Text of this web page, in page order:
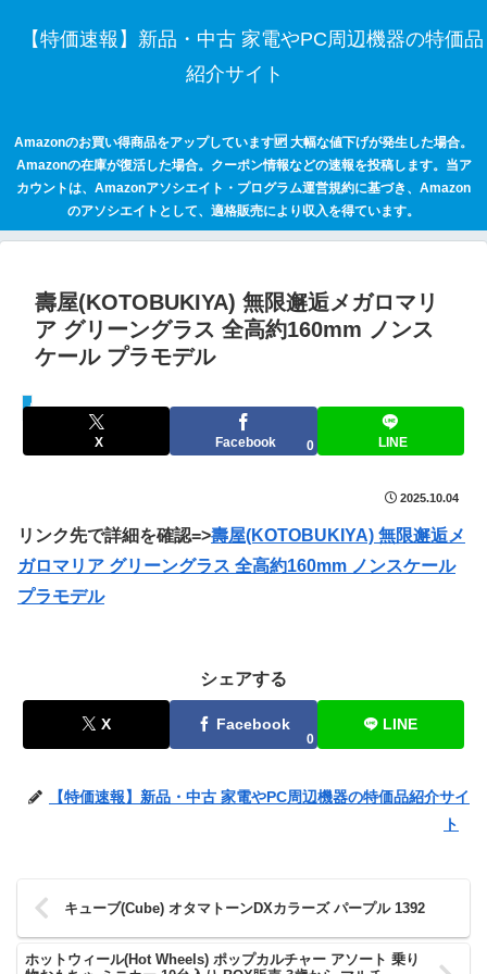
【特価速報】新品・中古 家電やPC周辺機器の特価品
紹介サイト
Amazonのお買い得商品をアップしています🆙 大幅な値下げが発生した場合。
Amazonの在庫が復活した場合。クーポン情報などの速報を投稿します。当ア
カウントは、Amazonアソシエイト・プログラム運営規約に基づき、Amazon
のアソシエイトとして、適格販売により収入を得ています。
壽屋(KOTOBUKIYA) 無限邂逅メガロマリ
ア グリーングラス 全高約160mm ノンス
ケール プラモデル
セールハンター 激安情報まとめサイト
X Facebook 0 LINE
2025.10.04
リンク先で詳細を確認=>壽屋(KOTOBUKIYA) 無限邂逅メ
ガロマリア グリーングラス 全高約160mm ノンスケール
プラモデル
シェアする
X Facebook
0
LINE
【特価速報】新品・中古 家電やPC周辺機器の特価品紹介サイ
ト
キューブ(Cube) オタマトーンDXカラーズ パープル 1392
ホットウィール(Hot Wheels) ポップカルチャー アソート 乗り